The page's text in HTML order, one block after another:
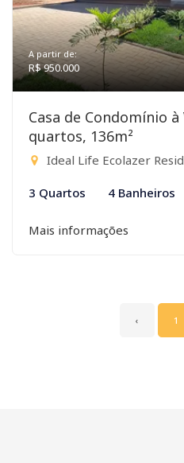
A partir de:
R$ 950.000
Casa de Condomínio
quartos, 136m²
Ideal Life Ecolazer
3 Quartos 4 Banheiros
Mais informações
‹ 1